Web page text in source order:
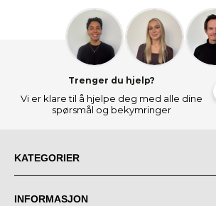
Fullfør innredningen i
Er du i gang med å dekorere hele entreen din? Hos
mengde forskjelligeinngangsmøbleri vakre design.
inngangsskap til inngangsspeil
i vårt sortiment. Med
trenger for å dekorere den flotteste entréen! Våre
bare vakre - vi har også praktiske møbler som gjør
Samtidig er de av høyeste kvalitet, og du får derfor
ønsker å beholde i mange år.
Hvis du har funnet den perfekte benken med
prismatch, gratis frakt ved kjøp over 799 kr og 365
Trenger du hjelp?
Vi er klare til å hjelpe deg med alle dine
spørsmål og bekymringer
KATEGORIER
INFORMASJON